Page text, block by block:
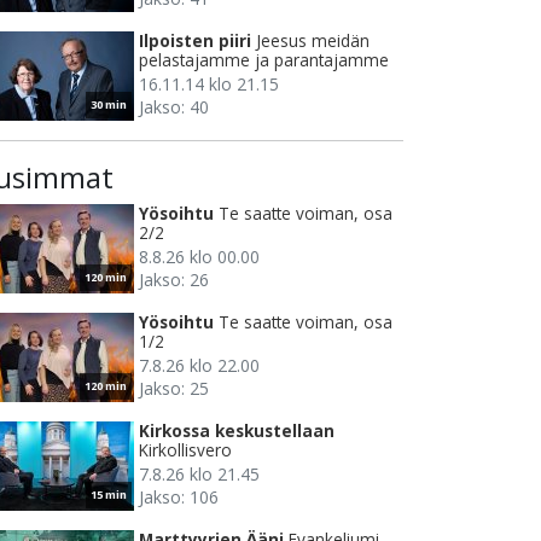
30 min
Ilpoisten piiri Jeesus meidän
pelastajamme ja parantajamme
16.11.14 klo 21.15
Jakso: 40
120 min
Yösoihtu Te saatte voiman, osa
2/2
8.8.26 klo 00.00
Jakso: 26
120 min
Yösoihtu Te saatte voiman, osa
1/2
7.8.26 klo 22.00
Jakso: 25
15 min
Kirkossa keskustellaan
Kirkollisvero
7.8.26 klo 21.45
Jakso: 106